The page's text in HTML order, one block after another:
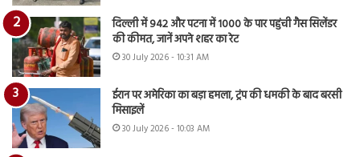
दिल्ली में 942 और पटना में 1000 के पार पहुंची गैस सिलेंडर
की कीमत, जानें अपने शहर का रेट
30 July 2026 - 10:31 AM
ईरान पर अमेरिका का बड़ा हमला, ट्रंप की धमकी के बाद बरसी
मिसाइलें
30 July 2026 - 10:03 AM